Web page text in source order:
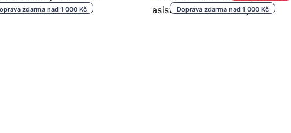
zdarma nad 1 000 Kč Doprava zdarma nad 1 000 Kč